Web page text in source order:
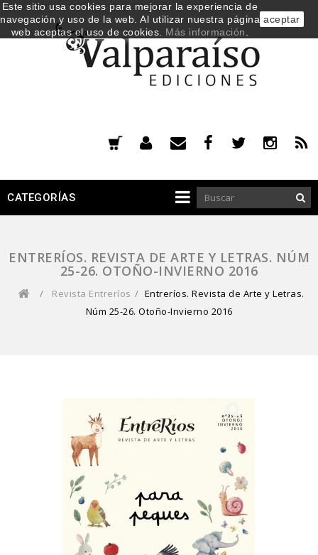
CATEGORÍAS
ENTRERÍOS. REVISTA DE ARTE Y LETRAS. NÚM
25-26. OTOÑO-INVIERNO 2016
/ Revista Entreríos / Entreríos. Revista de Arte y Letras.
Núm 25-26. Otoño-Invierno 2016
Este sitio usa cookies para mejorar la experiencia de
navegación y uso de la web. Al utilizar nuestra página
web aceptas el uso de cookies. Más información
aceptar